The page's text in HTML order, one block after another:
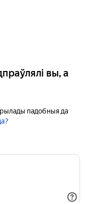
вы, а
падобныя да